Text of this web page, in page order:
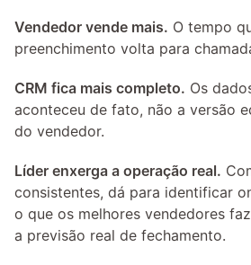
Vendedor vende mais. O tempo
preenchimento volta para
CRM fica mais completo. Os
aconteceu de fato, não a versão
do vendedor.
Líder enxerga a operação real.
consistentes, dá para identificar
o que os melhores vendedores
a previsão real de fechamento.